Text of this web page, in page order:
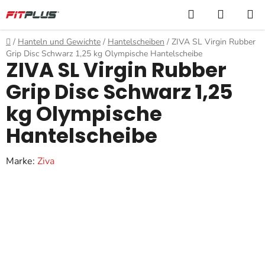
Inhalt
springen
Suchen
Startseite
/ Hanteln und Gewichte / Hantelscheiben / ZIVA SL Virgin Rubber
Grip Disc Schwarz 1,25 kg Olympische Hantelscheibe
ZIVA SL Virgin Rubber
Grip Disc Schwarz 1,25
kg Olympische
Hantelscheibe
Marke: Ziva